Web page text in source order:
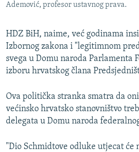
Ademović, profesor ustavnog prava.
HDZ BiH, naime, već godinama
Izbornog zakona i "legitimnom
svega u Domu naroda Parlamenta
izboru hrvatskog člana
Ova politička stranka smatra da
većinsko hrvatsko stanovništvo
delegata u Domu naroda
"Dio Schmidtove odluke utjecat će